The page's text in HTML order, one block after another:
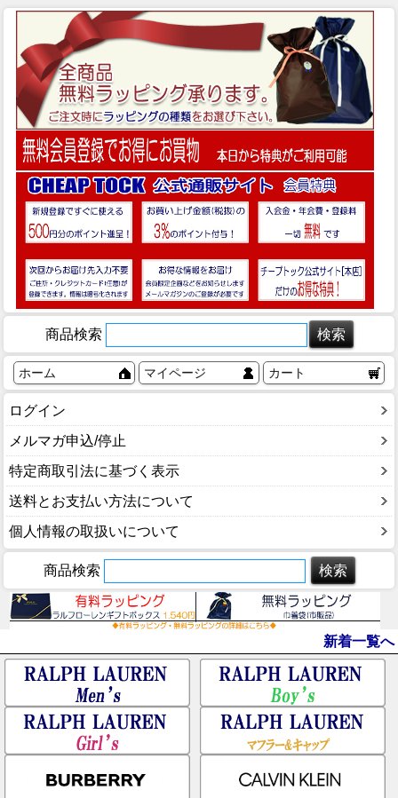
商品検索
ホーム マイページ カート
ログイン
メルマガ申込/停止
特定商取引法に基づく表示
送料とお支払い方法について
個人情報の取扱いについて
商品検索
新着一覧へ